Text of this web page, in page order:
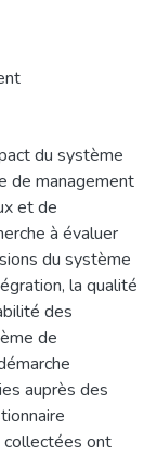
du système
de management
et de
à évaluer
du système
la qualité
des
de
auprès des
collectées ont